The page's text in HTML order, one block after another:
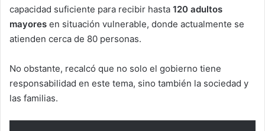
capacidad suficiente para recibir hasta 120 adultos
mayores en situación vulnerable, donde actualmente se
atienden cerca de 80 personas.
No obstante, recalcó que no solo el gobierno tiene
responsabilidad en este tema, sino también la sociedad y
las familias.